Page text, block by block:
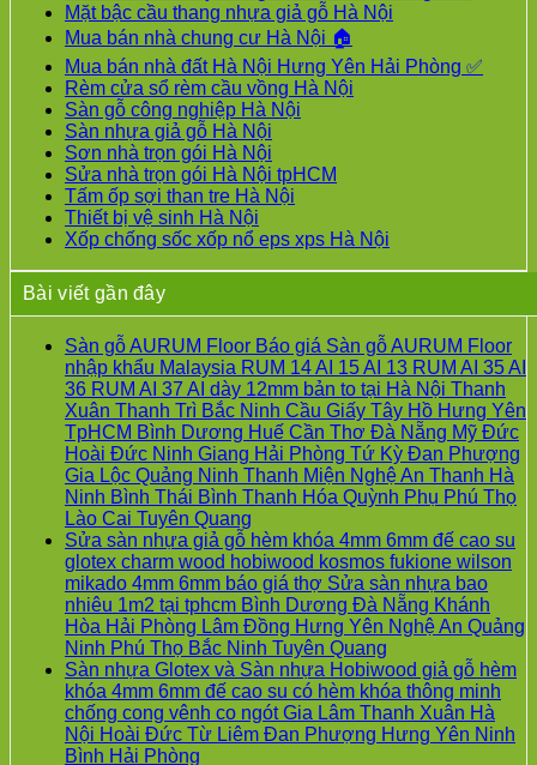
Mặt bậc cầu thang nhựa giả gỗ Hà Nội
Mua bán nhà chung cư Hà Nội 🏠
Mua bán nhà đất Hà Nội Hưng Yên Hải Phòng ✅
Rèm cửa sổ rèm cầu vồng Hà Nội
Sàn gỗ công nghiệp Hà Nội
Sàn nhựa giả gỗ Hà Nội
Sơn nhà trọn gói Hà Nội
Sửa nhà trọn gói Hà Nội tpHCM
Tấm ốp sợi than tre Hà Nội
Thiết bị vệ sinh Hà Nội
Xốp chống sốc xốp nổ eps xps Hà Nội
Bài viết gần đây
Sàn gỗ AURUM Floor Báo giá Sàn gỗ AURUM Floor
nhập khẩu Malaysia RUM 14 AI 15 AI 13 RUM AI 35 AI
36 RUM AI 37 AI dày 12mm bản to tại Hà Nội Thanh
Xuân Thanh Trì Bắc Ninh Cầu Giấy Tây Hồ Hưng Yên
TpHCM Bình Dương Huế Cần Thơ Đà Nẵng Mỹ Đức
Hoài Đức Ninh Giang Hải Phòng Tứ Kỳ Đan Phượng
Gia Lộc Quảng Ninh Thanh Miện Nghệ An Thanh Hà
Ninh Bình Thái Bình Thanh Hóa Quỳnh Phụ Phú Thọ
Lào Cai Tuyên Quang
có
bình
luận
ở
Sàn
gỗ
AURUM
Floor
Báo
giá
Sửa sàn nhựa giả gỗ hèm khóa 4mm 6mm đế cao su
glotex charm wood hobiwood kosmos fukione wilson
mikado 4mm 6mm báo giá thợ Sửa sàn nhựa bao
nhiêu 1m2 tại tphcm Bình Dương Đà Nẵng Khánh
Hòa Hải Phòng Lâm Đồng Hưng Yên Nghệ An Quảng
Ninh Phú Thọ Bắc Ninh Tuyên Quang
có
bình
luận
ở
Sàn nhựa Glotex và Sàn nhựa Hobiwood giả gỗ hèm
khóa 4mm 6mm đế cao su có hèm khóa thông minh
chống cong vênh co ngót Gia Lâm Thanh Xuân Hà
Nội Hoài Đức Từ Liêm Đan Phượng Hưng Yên Ninh
Bình Hải Phòng